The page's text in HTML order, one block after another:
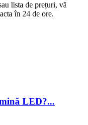
lista de prețuri, vă
în 24 de ore.
LED?...